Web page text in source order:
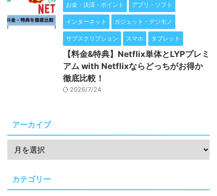
お金・決済・ポイント アプリ・ソフト
インターネット ガジェット・デジモノ
サブスクリプション スマホ タブレット
【料金&特典】Netflix単体とLYPプレミ
アム with Netflixならどっちがお得か
徹底比較！
2026/7/24
アーカイブ
カテゴリー